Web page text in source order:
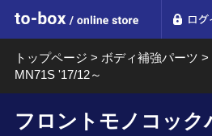
to-box online
トップページ > ボディ補強パーツ >
MN71S '17/12～
フロントモノコック